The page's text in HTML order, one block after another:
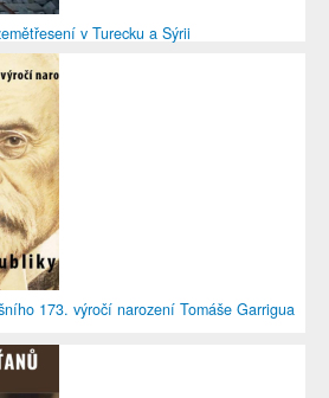
v Turecku a Sýrii
173. výročí narození Tomáše Garrigua